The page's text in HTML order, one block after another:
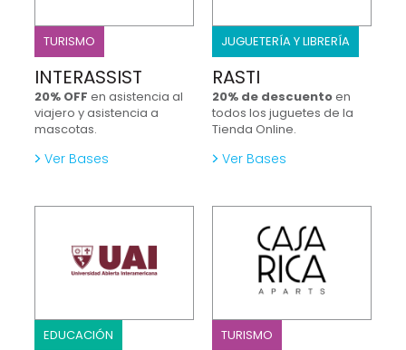
TURISMO
INTERASSIST
20% OFFen asistencia al
viajero y asistencia a
mascotas.
Ver Bases
JUGUETERÍA Y LIBRERÍA
RASTI
20% de descuentoen
todos los juguetes de la
Tienda Online.
Ver Bases
EDUCACIÓN TURISMO